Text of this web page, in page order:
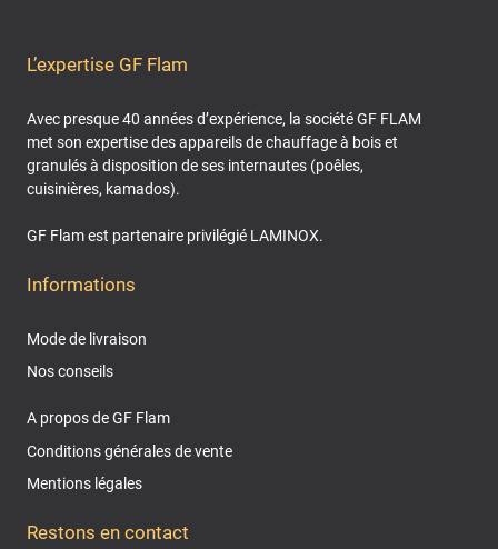
L’expertise GF Flam
Avec presque 40 années d’expérience, la société GF FLAM
met son expertise des appareils de chauffage à bois et
granulés à disposition de ses internautes (poêles,
cuisinières, kamados).
GF Flam est partenaire privilégié LAMINOX.
Informations
Mode de livraison
Nos conseils
A propos de GF Flam
Conditions générales de vente
Mentions légales
Restons en contact